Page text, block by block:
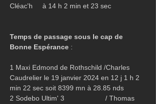
Cléac'h     à 14 h 2 min et 23 sec
Temps de passage sous le cap de
Bonne Espérance :
1 Maxi Edmond de Rothschild /Charles
Caudrelier le 19 janvier 2024 en 12 j 1 h 2
min 22 sec soit 8399 mn à 28.85 nds
2 Sodebo Ultim' 3                     / Thomas